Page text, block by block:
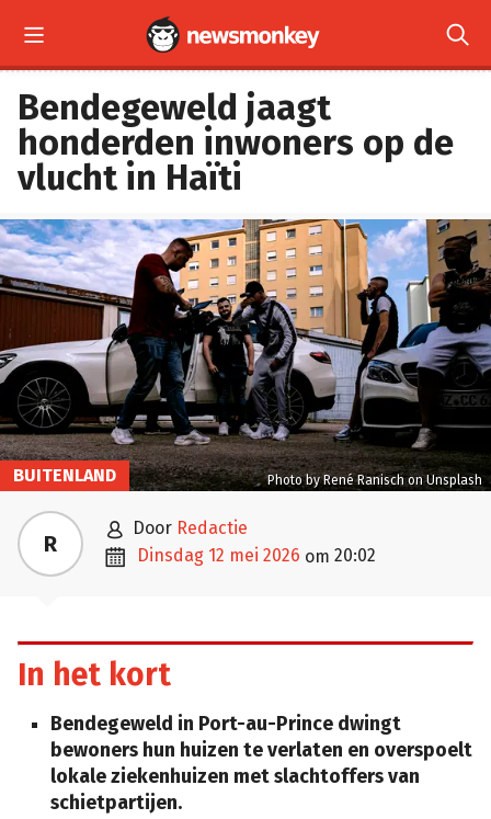
 
Bendegeweld jaagt
honderden inwoners op de
vlucht in Haïti
Photo by René Ranisch on Unsplash
BUITENLAND
R  door Redactie
 dinsdag 12 mei 2026 om 20:02
In het kort
Bendegeweld in Port-au-Prince dwingt
bewoners hun huizen te verlaten en overspoelt
lokale ziekenhuizen met slachtoffers van
schietpartijen.